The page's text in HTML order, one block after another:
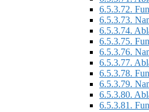
6.5.3.72.
6.5.3.73.
6.5.3.74.
6.5.3.75.
6.5.3.76.
6.5.3.77.
6.5.3.78.
6.5.3.79.
6.5.3.80.
6.5.3.81.